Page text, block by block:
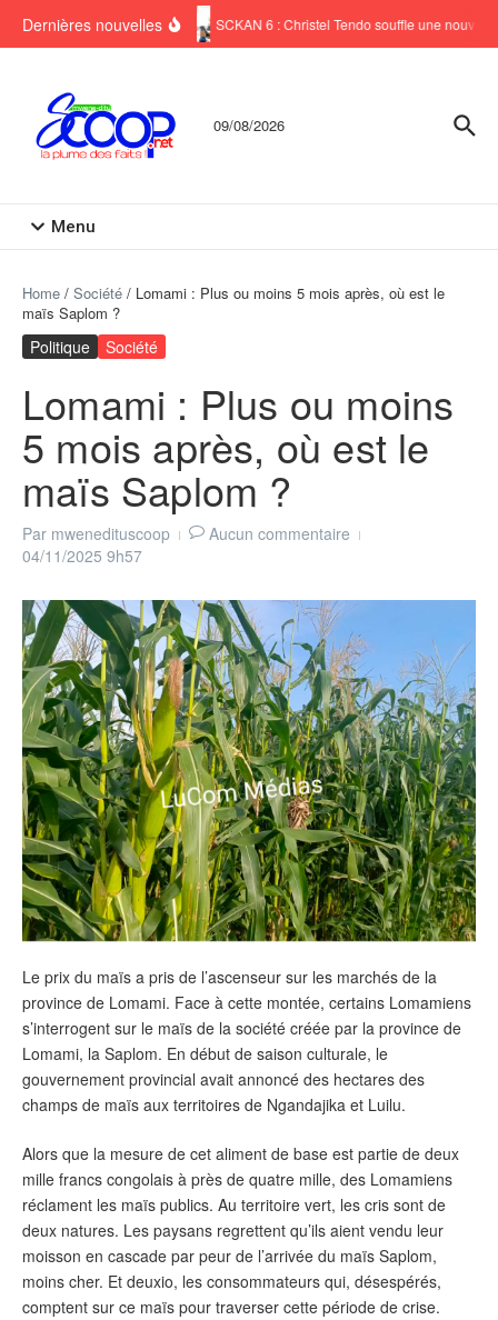
Dernières nouvelles SCKAN 6 : Christel Tendo souffle une nouvelle
09/08/2026
Menu
Home / Société / Lomami : Plus ou moins 5 mois après, où est le
maïs Saplom ?
Politique Société
Lomami : Plus ou moins
5 mois après, où est le
maïs Saplom ?
Par mwenedituscoop
Aucun commentaire
04/11/2025 9h57
Le prix du maïs a pris de l’ascenseur sur les marchés de la
province de Lomami. Face à cette montée, certains Lomamiens
s’interrogent sur le maïs de la société créée par la province de
Lomami, la Saplom. En début de saison culturale, le
gouvernement provincial avait annoncé des hectares des
champs de maïs aux territoires de Ngandajika et Luilu.
Alors que la mesure de cet aliment de base est partie de deux
mille francs congolais à près de quatre mille, des Lomamiens
réclament les maïs publics. Au territoire vert, les cris sont de
deux natures. Les paysans regrettent qu’ils aient vendu leur
moisson en cascade par peur de l’arrivée du maïs Saplom,
moins cher. Et deuxio, les consommateurs qui, désespérés,
comptent sur ce maïs pour traverser cette période de crise.